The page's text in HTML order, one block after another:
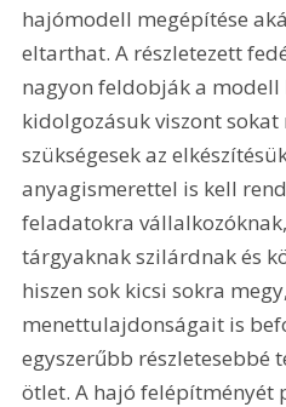
hajómodell megépítése
eltarthat. A részletezett
nagyon feldobják a
kidolgozásuk viszont
szükségesek az
anyagismerettel is kell
feladatokra
tárgyaknak szilárdnak és
hiszen sok kicsi sokra
menettulajdonságait is
egyszerűbb részletesebbé
ötlet. A hajó felépítményét